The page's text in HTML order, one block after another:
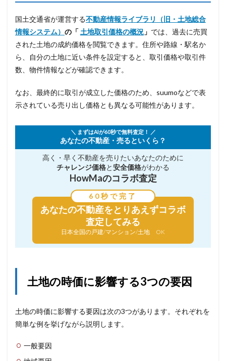
国土交通省が運営する不動産情報ライブラリ（旧・土地総合
情報システム） の「 土地取引価格の概況 」 では、過去に売買
された土地の成約価格を閲覧できます。住所や路線・駅名か
ら、自分の土地に近い条件を設定すると、取引価格や取引件
数、物件情報などが確認できます。
なお、最終的に取引が成立した価格のため、suumoなどで表
示されている売り出し価格とも異なる可能性があります。
＼ まずはAIが60秒で無料査定！ ／
あなたの不動産・売るといくら？
高く・早く不動産を売りたいあなたのために
チャレンジ価格と安全価格がわかる
HowMaのコラボ査定
60秒で完了
あなたの不動産をとりあえずコラボ
査定してみる
日本全国の戸建/マンション/土地 OK
土地の時価に影響する3つの要因
土地の時価に影響する要因は次の3つがあります。それぞれを
簡単な例を挙げながら説明します。
一般要因